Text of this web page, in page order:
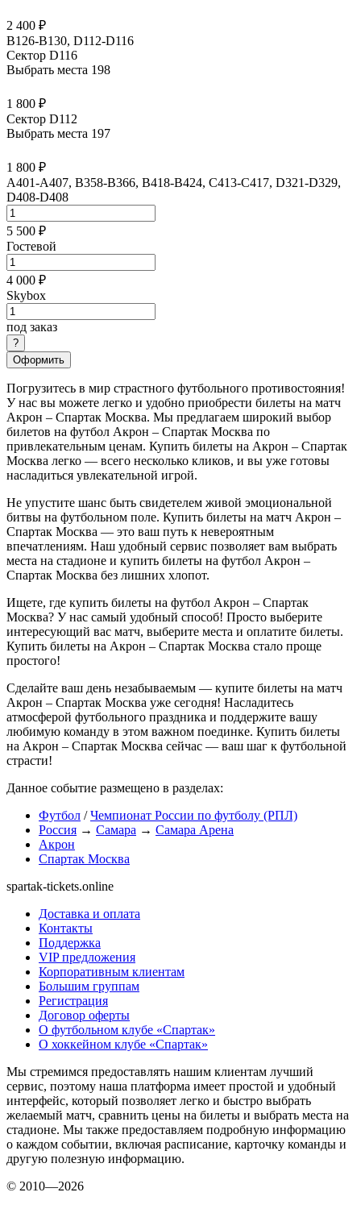
2 400 ₽
B126-B130, D112-D116
Сектор D116
Выбрать места 198
1 800 ₽
Сектор D112
Выбрать места 197
1 800 ₽
A401-A407, B358-B366, B418-B424, C413-C417, D321-D329,
D408-D408
5 500 ₽
Гостевой
4 000 ₽
Skybox
под заказ
Оформить
Погрузитесь в мир страстного футбольного противостояния!
У нас вы можете легко и удобно приобрести билеты на матч
Акрон – Спартак Москва. Мы предлагаем широкий выбор
билетов на футбол Акрон – Спартак Москва по
привлекательным ценам. Купить билеты на Акрон – Спартак
Москва легко — всего несколько кликов, и вы уже готовы
насладиться увлекательной игрой.
Не упустите шанс быть свидетелем живой эмоциональной
битвы на футбольном поле. Купить билеты на матч Акрон –
Спартак Москва — это ваш путь к невероятным
впечатлениям. Наш удобный сервис позволяет вам выбрать
места на стадионе и купить билеты на футбол Акрон –
Спартак Москва без лишних хлопот.
Ищете, где купить билеты на футбол Акрон – Спартак
Москва? У нас самый удобный способ! Просто выберите
интересующий вас матч, выберите места и оплатите билеты.
Купить билеты на Акрон – Спартак Москва стало проще
простого!
Сделайте ваш день незабываемым — купите билеты на матч
Акрон – Спартак Москва уже сегодня! Насладитесь
атмосферой футбольного праздника и поддержите вашу
любимую команду в этом важном поединке. Купить билеты
на Акрон – Спартак Москва сейчас — ваш шаг к футбольной
страсти!
Данное событие размещено в разделах:
Футбол /Чемпионат России по футболу (РПЛ)
Россия → Самара → Самара Арена
Акрон
Спартак Москва
spartak-tickets.online
Доставка и оплата
Контакты
Поддержка
VIP предложения
Корпоративным клиентам
Большим группам
Регистрация
Договор оферты
О футбольном клубе «Спартак»
О хоккейном клубе «Спартак»
Мы стремимся предоставлять нашим клиентам лучший
сервис, поэтому наша платформа имеет простой и удобный
интерфейс, который позволяет легко и быстро выбрать
желаемый матч, сравнить цены на билеты и выбрать места на
стадионе. Мы также предоставляем подробную информацию
о каждом событии, включая расписание, карточку команды и
другую полезную информацию.
© 2010—2026